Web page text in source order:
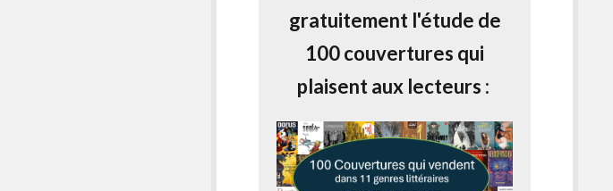
gratuitement l'étude de
100 couvertures qui
plaisent aux lecteurs :